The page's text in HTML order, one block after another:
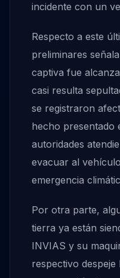
incidente con un
Respecto a este
preliminares
captiva fue
casi resulta
se registraron
hecho presentado
autoridades
evacuar al
emergencia
Por otra parte,
tierra ya están
INVIAS y su
respectivo